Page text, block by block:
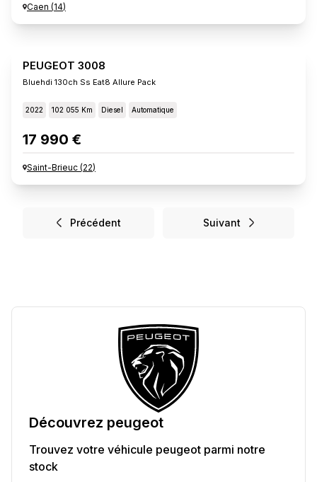
Caen (14)
PEUGEOT 3008
Bluehdi 130ch Ss Eat8 Allure Pack
2022 102 055 Km Diesel Automatique
17 990 €
Saint-Brieuc (22)
Précédent Suivant
Découvrez peugeot
Trouvez votre véhicule peugeot parmi notre
stock